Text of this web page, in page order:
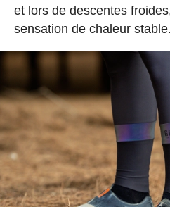
et lors de descentes
sensation de chaleur stable.